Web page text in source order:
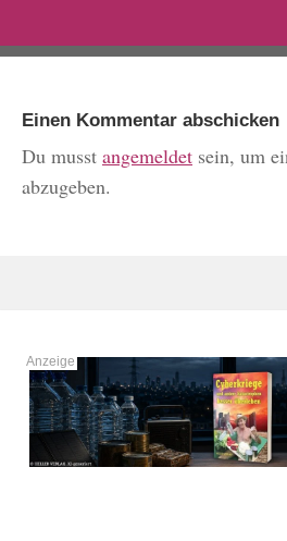
Einen Kommentar abschicken
Du musst angemeldet sein, um
abzugeben.